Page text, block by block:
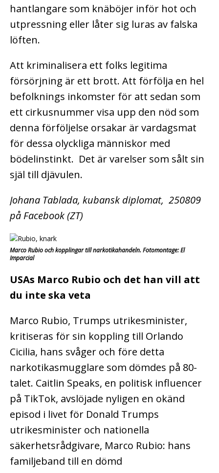
hantlangare som knäböjer inför hot och
utpressning eller låter sig luras av falska
löften.
Att kriminalisera ett folks legitima
försörjning är ett brott. Att förfölja en hel
befolknings inkomster för att sedan som
ett cirkusnummer visa upp den nöd som
denna förföljelse orsakar är vardagsmat
för dessa olyckliga människor med
bödelinstinkt. Det är varelser som sålt sin
själ till djävulen.
Johana Tablada, kubansk diplomat, 250809
på Facebook (ZT)
Marco Rubio och kopplingar till narkotikahandeln. Fotomontage: El
Imparcial
USAs Marco Rubio och det han vill att
du inte ska veta
Marco Rubio, Trumps utrikesminister,
kritiseras för sin koppling till Orlando
Cicilia, hans svåger och före detta
narkotikasmugglare som dömdes på 80-
talet. Caitlin Speaks, en politisk influencer
på TikTok, avslöjade nyligen en okänd
episod i livet för Donald Trumps
utrikesminister och nationella
säkerhetsrådgivare, Marco Rubio: hans
familjeband till en dömd